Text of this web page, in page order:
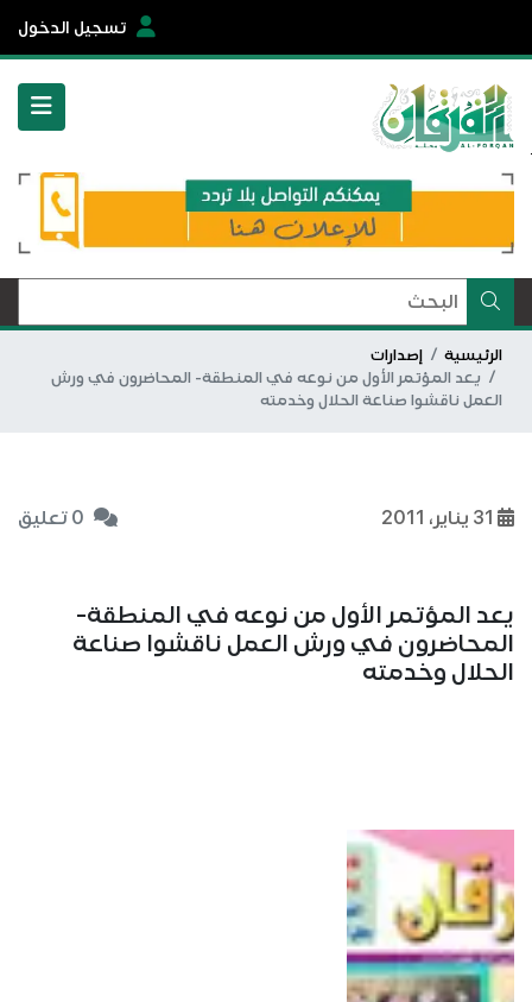
تسجيل الدخول
الرئيسية
إصدارات
يعد المؤتمر الأول من نوعه في المنطقة- المحاضرون في ورش
العمل ناقشوا صناعة الحلال وخدمته
0 تعليق
يعد المؤتمر الأول من نوعه في المنطقة-
المحاضرون في ورش العمل ناقشوا صناعة
الحلال وخدمته